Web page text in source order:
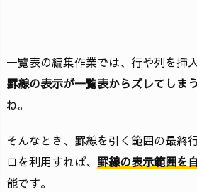
一覧表の編集作業では、行や列を挿
罫線の表示が一覧表からズレてしまう
ね。
そんなとき、罫線を引く範囲の最終
ロを利用すれば、 罫線の表示範囲を
能です。